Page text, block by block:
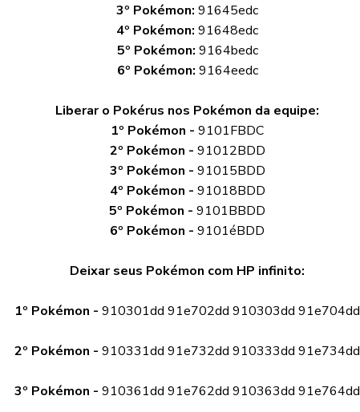
3º Pokémon: 91645edc
4º Pokémon: 91648edc
5º Pokémon: 9164bedc
6º Pokémon: 9164eedc
Liberar o Pokérus nos Pokémon da equipe:
1º Pokémon - 9101FBDC
2º Pokémon - 91012BDD
3º Pokémon - 91015BDD
4º Pokémon - 91018BDD
5º Pokémon - 9101BBDD
6º Pokémon - 9101éBDD
Deixar seus Pokémon com HP infinito:
1º Pokémon - 910301dd 91e702dd 910303dd 91e704dd
2º Pokémon - 910331dd 91e732dd 910333dd 91e734dd
3º Pokémon - 910361dd 91e762dd 910363dd 91e764dd